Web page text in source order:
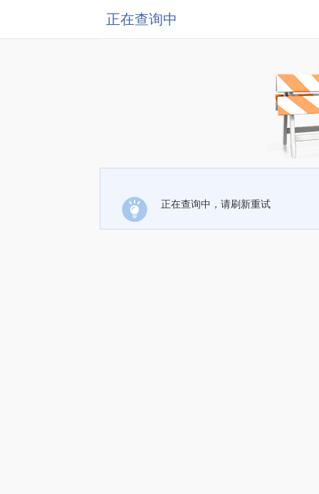
正在查询中
正在查询中，请刷新重试